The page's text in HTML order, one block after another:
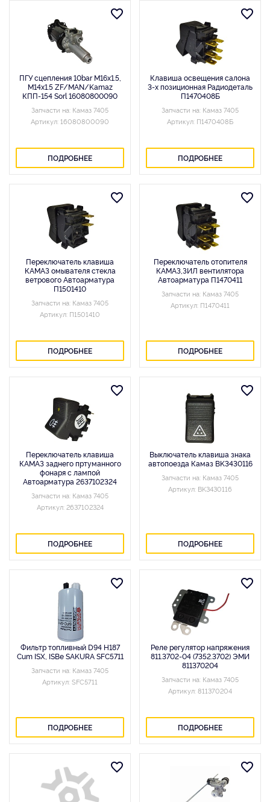
ПГУ сцепления 10bar M16x1.5,
M14x1.5 ZF/MAN/Kamaz
КПП-154 Sorl 16080800090
Запчасти на: Камаз 7405
Артикул: 16080800090
ПОДРОБНЕЕ
Клавиша освещения салона
3-х позиционная Радиодеталь
П1470408Б
Запчасти на: Камаз 7405
Артикул: П1470408Б
ПОДРОБНЕЕ
Переключатель клавиша
КАМАЗ омывателя стекла
ветрового Автоарматура
П1501410
Запчасти на: Камаз 7405
Артикул: П1501410
ПОДРОБНЕЕ
Переключатель отопителя
КАМАЗ,ЗИЛ вентилятора
Автоарматура П1470411
Запчасти на: Камаз 7405
Артикул: П1470411
ПОДРОБНЕЕ
Переключатель клавиша
КАМАЗ заднего пртуманного
фонаря с лампой
Автоарматура 2637102324
Запчасти на: Камаз 7405
Артикул: 2637102324
ПОДРОБНЕЕ
Выключатель клавиша знака
автопоезда Камаз BK3430116
Запчасти на: Камаз 7405
Артикул: BK3430116
ПОДРОБНЕЕ
Фильтр топливный D94 H187
Cum ISX, ISBe SAKURA SFC5711
Запчасти на: Камаз 7405
Артикул: SFC5711
ПОДРОБНЕЕ
Реле регулятор напряжения
811.3702-04 (7352.3702) ЭМИ
811370204
Запчасти на: Камаз 7405
Артикул: 811370204
ПОДРОБНЕЕ